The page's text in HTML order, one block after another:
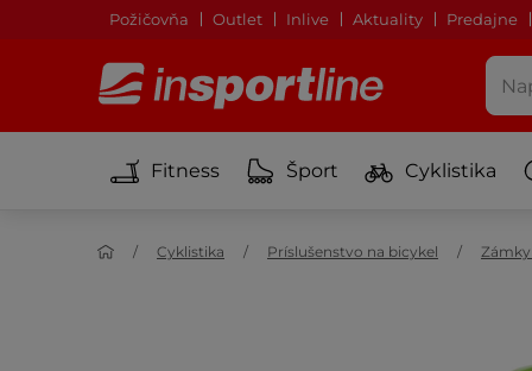
Požičovňa Outlet Inlive Aktuality Predajne
Fitness Šport Cyklistika
Cyklistika Príslušenstvo na bicykel